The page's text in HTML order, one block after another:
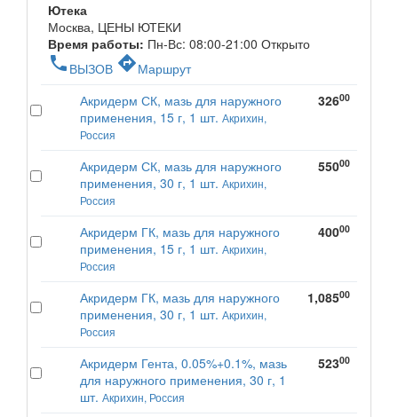
Ютека
Москва, ЦЕНЫ ЮТЕКИ
Время работы: Пн-Вс: 08:00-21:00 Открыто
phone ВЫЗОВ directionsМаршрут
Акридерм СК, мазь для наружного
применения, 15 г, 1 шт. Акрихин,
Россия
32600
Акридерм СК, мазь для наружного
применения, 30 г, 1 шт. Акрихин,
Россия
55000
Акридерм ГК, мазь для наружного
применения, 15 г, 1 шт. Акрихин,
Россия
40000
Акридерм ГК, мазь для наружного
применения, 30 г, 1 шт. Акрихин,
Россия
1,08500
Акридерм Гента, 0.05%+0.1%, мазь
для наружного применения, 30 г, 1
шт. Акрихин, Россия
52300